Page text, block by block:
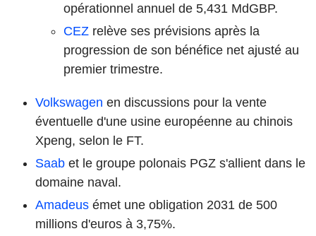
opérationnel annuel de 5,431 MdGBP.
CEZ relève ses prévisions après la
progression de son bénéfice net ajusté au
premier trimestre.
Volkswagen en discussions pour la vente
éventuelle d'une usine européenne au chinois
Xpeng, selon le FT.
Saab et le groupe polonais PGZ s'allient dans le
domaine naval.
Amadeus émet une obligation 2031 de 500
millions d'euros à 3,75%.